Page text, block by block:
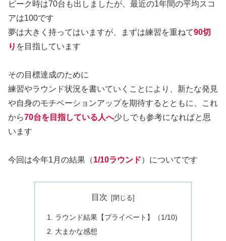
ピーク時は70台も出しましたが、最近の1年間の平均スコ
アは100です
夢は大きく持ってはいますが、まずは練習を重ねて90切
り を目指しています
その目標達成のために
練習やラウンド状況を書いていくことにより、新たな発見
や自身のモチベーションアップを期待するとともに、これ
から70台を目指している人へ少しでも参考になればと思
います
今回は今年1月の結果（1/10ラウンド）についてです
目次
ラウンド結果【プライベート】（1/10)
大まかな感想